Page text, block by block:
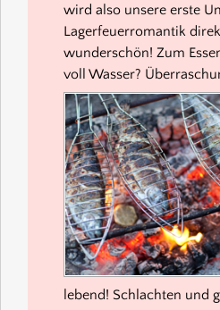
wird also unsere erste
Lagerfeuerromantik
wunderschön! Zum
voll Wasser?
lebend! Schlachten und